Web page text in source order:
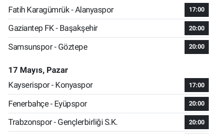
Fatih Karagümrük - Alanyaspor
17:00
Gaziantep FK - Başakşehir 20:00
Samsunspor - Göztepe 20:00
17 Mayıs, Pazar
Kayserispor - Konyaspor
17:00
Fenerbahçe - Eyüpspor 20:00
Trabzonspor - Gençlerbirliği S.K. 20:00